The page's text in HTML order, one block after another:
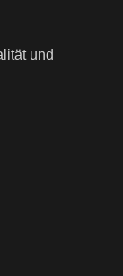
und